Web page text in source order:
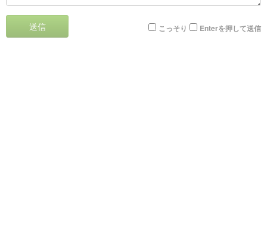
送信 こっそり Enterを押して送信